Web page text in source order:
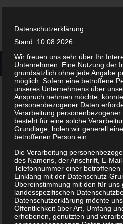
Andreas
Geburtsdatum:25.02.1981
Nationalität:deutsch
Größe:1,88 m
Gewicht:92 kg
Familienstand:vergeben
Im Verein seit:01.01.1990
Spielertyp:Allround
Schlaghand:Rechtshänder
Datenschutzerklärung
Stand: 10.08.2026
Wir freuen uns sehr über Ihr
Unternehmen. Eine Nutzung der
grundsätzlich ohne jede Angabe
möglich. Sofern eine betroffene
unseres Unternehmens über
Anspruch nehmen möchte,
personenbezogener Daten
Verarbeitung
besteht für eine solche
Grundlage, holen wir generell
betroffenen Person ein.
Die Verarbeitung
des Namens, der Anschrift, E-
Telefonnummer einer
Einklang mit der Datenschutz-
Übereinstimmung mit den für uns
landesspezifischen
Datenschutzerklärung möchte
Öffentlichkeit über Art, Umfang
erhobenen, genutzten und